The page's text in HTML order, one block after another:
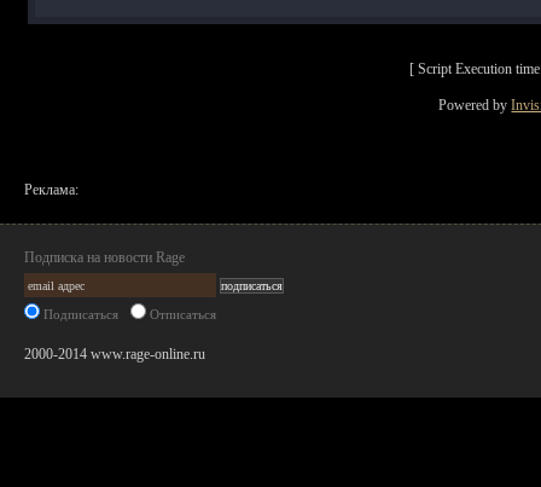
[ Script Execution
Powered by
Реклама:
Подписка на новости Rage
Подписаться Отписаться
2000-2014 www.rage-online.ru